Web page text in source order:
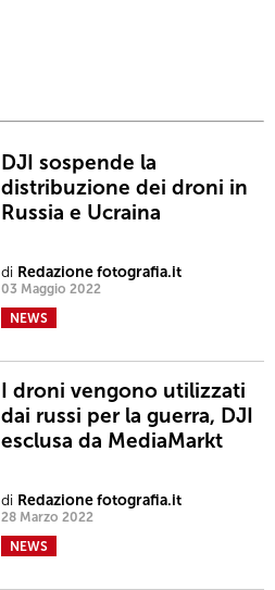
DJI sospende la
distribuzione dei droni in
Russia e Ucraina
di Redazione fotografia.it
03 Maggio 2022
NEWS
I droni vengono utilizzati
dai russi per la guerra, DJI
esclusa da MediaMarkt
di Redazione fotografia.it
28 Marzo 2022
NEWS